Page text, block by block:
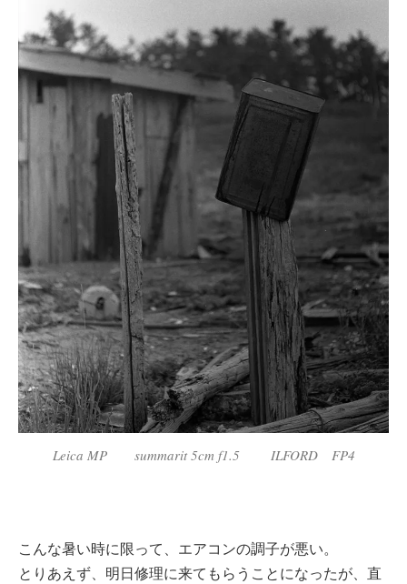
Leica MP summarit 5cm f1.5 ILFORD FP4
こんな暑い時に限って、エアコンの調子が悪い。
とりあえず、明日修理に来てもらうことになったが、直